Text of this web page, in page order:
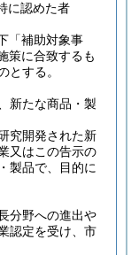
に認めた者
「補助対象事
策に合致するも
とする。
新たな商品・製
究開発された新
又はこの告示の
製品で、目的に
分野への進出や
認定を受け、市